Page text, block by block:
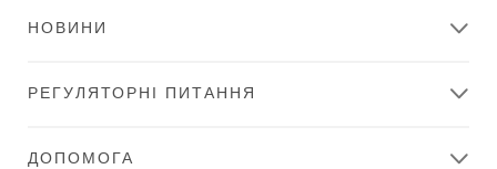
НОВИНИ
РЕГУЛЯТОРНІ ПИТАННЯ
ДОПОМОГА